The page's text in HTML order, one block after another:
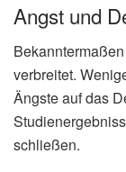
Angst und
verbreitet.
Ängste auf das
schließen.